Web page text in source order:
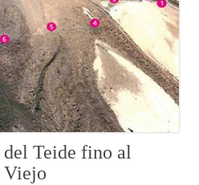
Teide fino al
Viejo